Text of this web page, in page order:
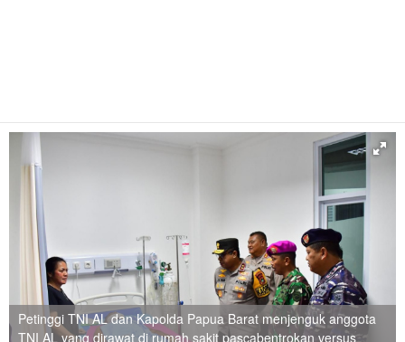
Petinggi TNI AL dan Kapolda Papua Barat menjenguk anggota
TNI AL yang dirawat di rumah sakit pascabentrokan versus